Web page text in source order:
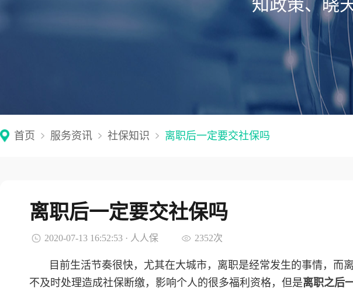
知政策、晓
首页 服务资讯 社保知识 离职后一定要交社保吗
离职后一定要交社保吗
2020-07-13 16:52:53 · 人人保 2352次
目前生活节奏很快，尤其在大城市，离职是经常发生的事情，而
不及时处理造成社保断缴，影响个人的很多福利资格，但是离职之后